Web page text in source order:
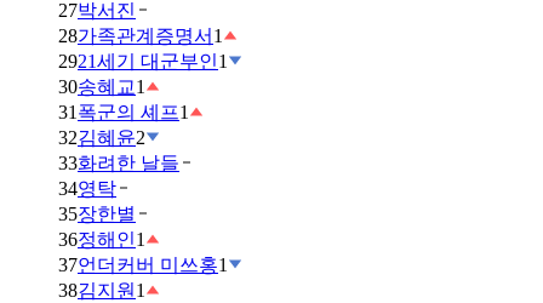
27박서진
28가족관계증명서 1
2921세기 대군부인1
30송혜교1
31 폭군의 셰프1
32김혜윤2
33화려한 날들
34영탁
35장한별
36정해인1
37언더커버 미쓰홍1
38김지원 1